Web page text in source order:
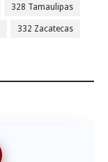
328 Tamaulipas
332 Zacatecas